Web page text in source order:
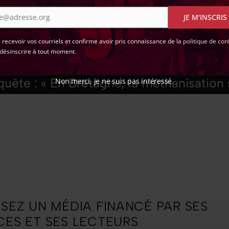
: « En Bretagne, la méthanisation
UN MÉDIA FINANCÉ PAR SES
ET SES LECTEURS
JE
recevoir vos courriels et confirme avoir pris connaissance de la politique de
à tout moment.
Non merci, je ne suis pas intéressé.